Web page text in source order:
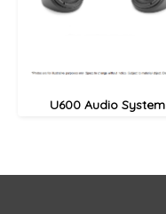
U600 Audio System